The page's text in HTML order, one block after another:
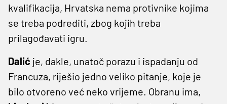
kvalifikacija, Hrvatska nema protivnike kojima
se treba podrediti, zbog kojih treba
prilagođavati igru.
Dalić je, dakle, unatoč porazu i ispadanju od
Francuza, riješio jedno veliko pitanje, koje je
bilo otvoreno već neko vrijeme. Obranu ima,